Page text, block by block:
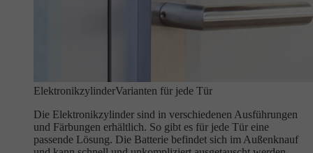
ElektronikzylinderVarianten für jede Tür
Die Elektronikzylinder sind in verschiedenen Ausführungen
und Färbungen erhältlich. So gibt es für jede Tür eine
passende Lösung. Die Batterie befindet sich im Außenknauf